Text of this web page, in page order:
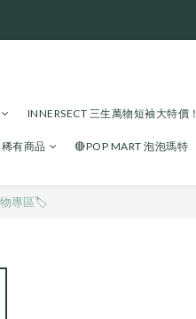
INNERSECT 三生萬物短袖大特價！
有商品 🔴POP MART 泡泡瑪特
專區🏷